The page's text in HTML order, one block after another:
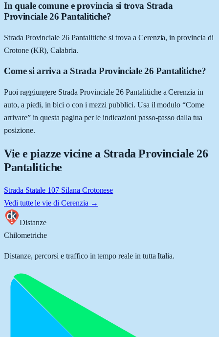
In quale comune e provincia si trova Strada
Provinciale 26 Pantalitiche?
Strada Provinciale 26 Pantalitiche si trova a Cerenzia, in provincia di
Crotone (KR), Calabria.
Come si arriva a Strada Provinciale 26 Pantalitiche?
Puoi raggiungere Strada Provinciale 26 Pantalitiche a Cerenzia in
auto, a piedi, in bici o con i mezzi pubblici. Usa il modulo “Come
arrivare” in questa pagina per le indicazioni passo-passo dalla tua
posizione.
Vie e piazze vicine a Strada Provinciale 26
Pantalitiche
Strada Statale 107 Silana Crotonese
Vedi tutte le vie di Cerenzia →
Distanze
Chilometriche
Distanze, percorsi e traffico in tempo reale in tutta Italia.